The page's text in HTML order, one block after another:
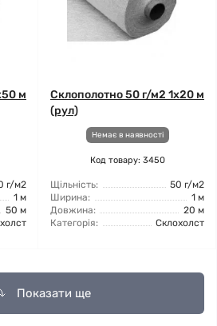
м
г/м2
1 м
50 м
Склополотно 50 г/м2 1x20 м
(рул)
Немає в наявності
Код товару: 3450
Щільність:
50 г/м2
Ширина:
1 м
Довжина:
20 м
Категорія:
Склохолст
Показати ще